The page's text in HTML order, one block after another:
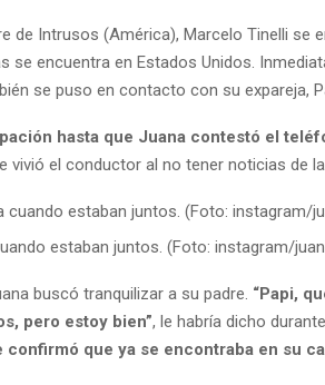
de Intrusos (América), Marcelo Tinelli se
se encuentra en Estados Unidos.
se puso en contacto con su expareja,
hasta que Juana contestó el
vivió el conductor al no tener noticias de
estaban juntos. (Foto: instagram/
buscó tranquilizar a su padre. “Papi,
pero estoy bien”, le habría dicho
confirmó que ya se encontraba en su